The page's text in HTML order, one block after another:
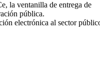
la ventanilla de entrega de
pública.
electrónica al sector